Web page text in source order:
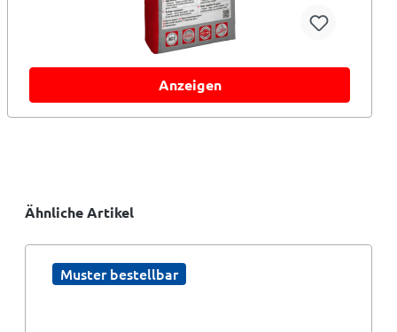
Anzeigen
Ähnliche Artikel
Muster bestellbar